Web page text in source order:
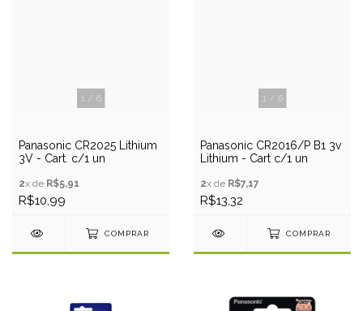
1 / 6
Panasonic CR2025 Lithium
3V - Cart. c/1 un
2x de R$5,91
R$10,99
COMPRAR
1 / 6
Panasonic CR2016/P B1 3v
Lithium - Cart c/1 un
2x de R$7,17
R$13,32
COMPRAR